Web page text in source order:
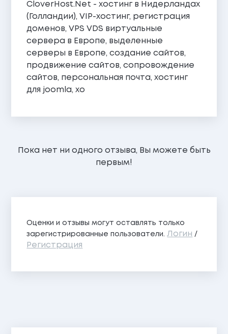
CloverHost.Net - хостинг в Нидерландах
(Голландии), VIP-хостинг, регистрация
доменов, VPS VDS виртуальные
сервера в Европе, выделенные
серверы в Европе, создание сайтов,
продвижение сайтов, сопровождение
сайтов, персональная почта, хостинг
для joomla, хо
Пока нет ни одного отзыва, Вы можете быть
первым!
Оценки и отзывы могут оставлять только
зарегистрированные пользователи.Логин /
Регистрация